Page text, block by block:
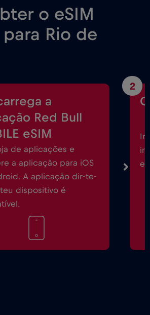
o eSIM
Rio de
a
Red Bull
eSIM
de aplicações e
a aplicação para iOS
A aplicação dir-te-
dispositivo é
2